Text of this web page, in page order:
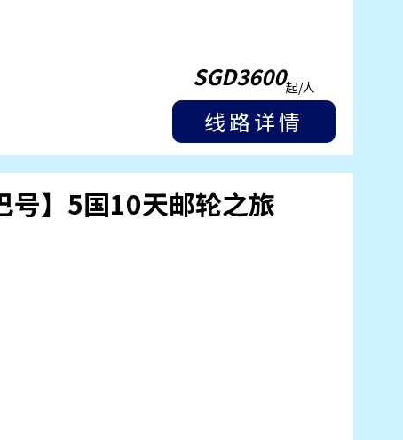
SGD3600起/人
线路详情
】5国10天邮轮之旅